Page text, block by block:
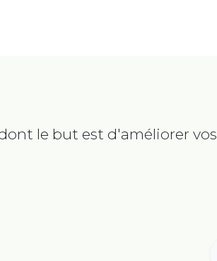
le but est d'améliorer vos